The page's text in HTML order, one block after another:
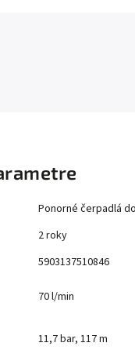
Ponorné čerpadlá
2 roky
5903137510846
70 l/min
11,7 bar, 117 m